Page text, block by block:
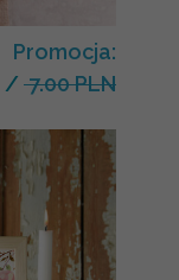
Promocja:
/ 7.00 PLN